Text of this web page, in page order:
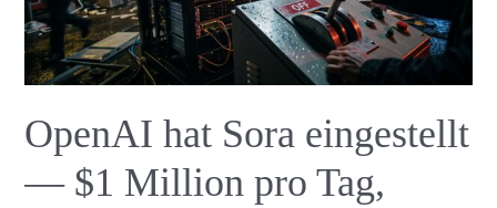
OpenAI hat Sora eingestellt
— $1 Million pro Tag,